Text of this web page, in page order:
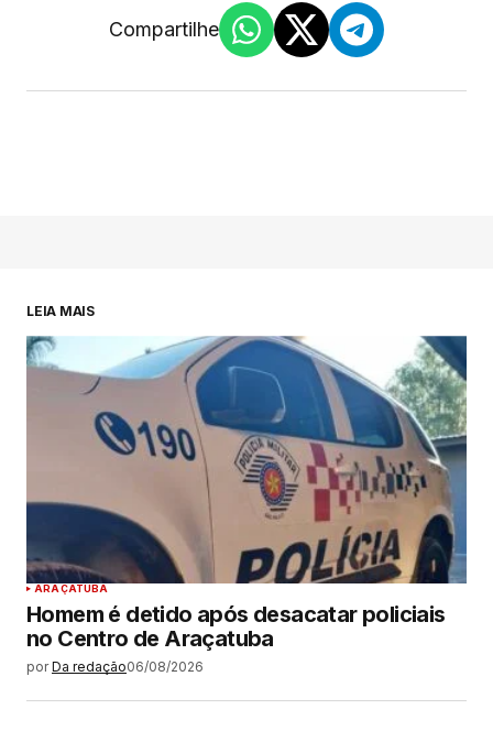
Compartilhe
LEIA MAIS
ARAÇATUBA
Homem é detido após desacatar policiais
no Centro de Araçatuba
por Da redação06/08/2026